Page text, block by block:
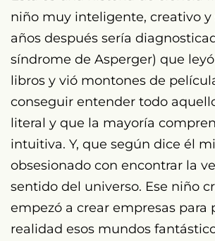
niño muy inteligente, creativo y
años después sería
síndrome de Asperger) que
libros y vió montones de
conseguir entender todo
literal y que la mayoría
intuitiva. Y, que según dice él
obsesionado con encontrar la
sentido del universo. Ese niño
empezó a crear empresas para
realidad esos mundos